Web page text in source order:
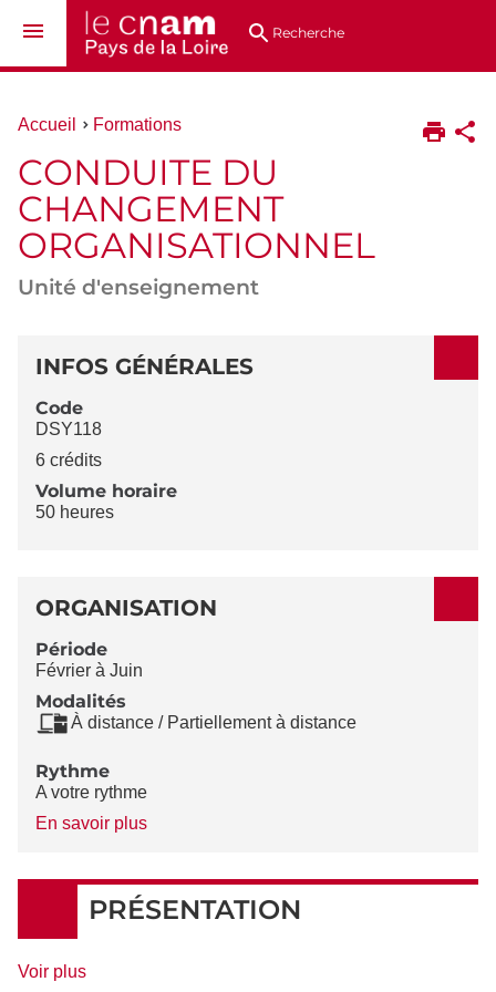
au
directsRecherche
Vous
ici :
Accueil Formations
CONDUITE DU
CHANGEMENT
ORGANISATIONNEL
Unité d'enseignement
DÉTAILS
INFOS GÉNÉRALES
Code
DSY118
6 crédits
Volume horaire
50 heures
ORGANISATION
Période
Février à Juin
Modalités
À distance / Partiellement à distance
Rythme
A votre rythme
En savoir plusà
Rythme
PRÉSENTATION
Voir plusde